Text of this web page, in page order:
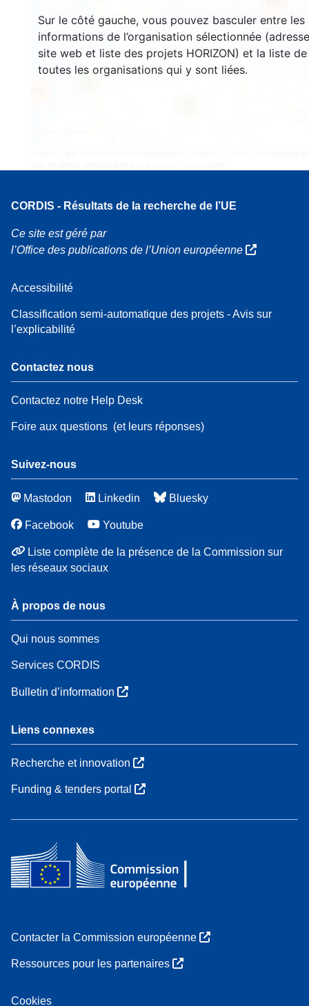
Sur le côté gauche, vous pouvez basculer entre les
informations de l’organisation sélectionnée
site web et liste des projets HORIZON) et la liste de
toutes les organisations qui y sont liées.
CORDIS - Résultats de la recherche de l’UE
Ce site est géré par
l’Office des publications de l’Union européenne
Accessibilité
Classification semi-automatique des projets - Avis sur
l’explicabilité
Contactez nous
Contactez notre Help Desk
Foire aux questions (et leurs réponses)
Suivez-nous
Mastodon Linkedin Bluesky
Facebook Youtube
Liste complète de la présence de la Commission sur
les réseaux sociaux
À propos de nous
Qui nous sommes
Services CORDIS
Bulletin d’information
Liens connexes
Recherche et innovation
Funding & tenders portal
Contacter la Commission européenne
Ressources pour les partenaires
Cookies